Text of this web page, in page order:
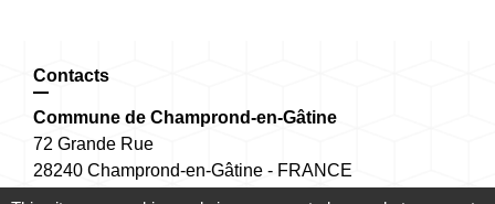
Contacts
Commune de Champrond-en-Gâtine
72 Grande Rue
28240 Champrond-en-Gâtine - FRANCE